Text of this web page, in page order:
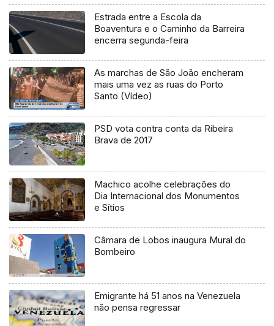
Estrada entre a Escola da
Boaventura e o Caminho da Barreira
encerra segunda-feira
As marchas de São João encheram
mais uma vez as ruas do Porto
Santo (Vídeo)
PSD vota contra conta da Ribeira
Brava de 2017
Machico acolhe celebrações do
Dia Internacional dos Monumentos
e Sítios
Câmara de Lobos inaugura Mural do
Bombeiro
Emigrante há 51 anos na Venezuela
não pensa regressar